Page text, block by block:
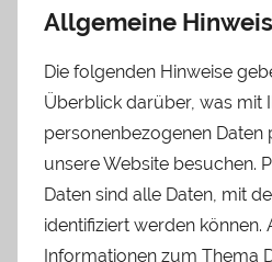
Allgemeine
Die folgenden Hinweise
Überblick darüber, was mit
personenbezogenen Daten
unsere Website besuchen.
Daten sind alle Daten, mit
identifiziert werden können.
Informationen zum Thema